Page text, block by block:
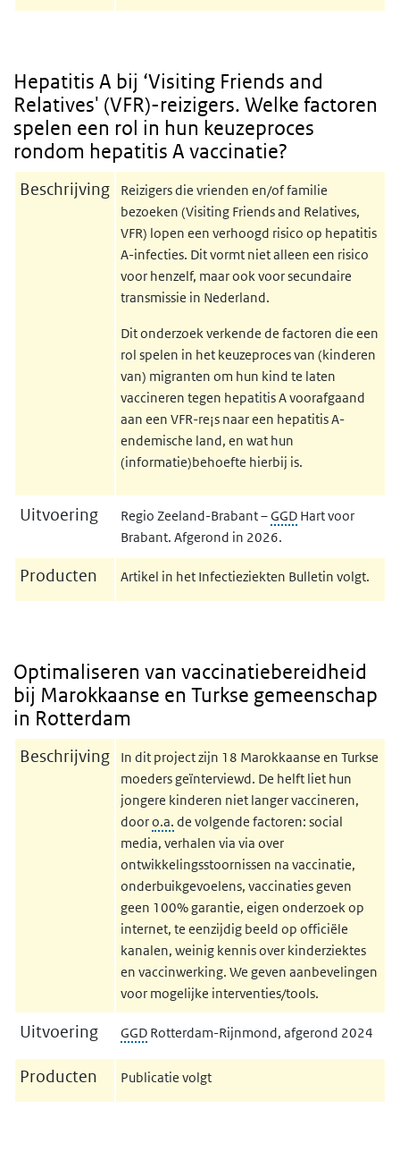
Hepatitis A bij ‘Visiting Friends and
Relatives' (VFR)-reizigers. Welke factoren
spelen een rol in hun keuzeproces
rondom hepatitis A vaccinatie?
Beschrijving
Reizigers die vrienden en/of familie
bezoeken (Visiting Friends and Relatives,
VFR) lopen een verhoogd risico op hepatitis
A-infecties. Dit vormt niet alleen een risico
voor henzelf, maar ook voor secundaire
transmissie in Nederland.
Dit onderzoek verkende de factoren die een
rol spelen in het keuzeproces van (kinderen
van) migranten om hun kind te laten
vaccineren tegen hepatitis A voorafgaand
aan een VFR-re¡s naar een hepatitis A-
endemische land, en wat hun
(informatie)behoefte hierbij is.
Uitvoering Regio Zeeland-Brabant –GGDHart voor
Brabant. Afgerond in 2026.
Producten Artikel in het Infectieziekten Bulletin volgt.
Optimaliseren van vaccinatiebereidheid
bij Marokkaanse en Turkse gemeenschap
in Rotterdam
Beschrijving
In dit project zijn 18 Marokkaanse en Turkse
moeders geïnterviewd. De helft liet hun
jongere kinderen niet langer vaccineren,
dooro.a. de volgende factoren: social
media, verhalen via via over
ontwikkelingsstoornissen na vaccinatie,
onderbuikgevoelens, vaccinaties geven
geen 100% garantie, eigen onderzoek op
internet, te eenzijdig beeld op officiële
kanalen, weinig kennis over kinderziektes
en vaccinwerking. We geven aanbevelingen
voor mogelijke interventies/tools.
Uitvoering GGDRotterdam-Rijnmond, afgerond 2024
Producten Publicatie volgt